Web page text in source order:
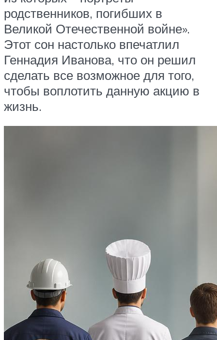
родственников, погибших в
Великой Отечественной войне».
Этот сон настолько впечатлил
Геннадия Иванова, что он решил
сделать все возможное для того,
чтобы воплотить данную акцию в
жизнь.